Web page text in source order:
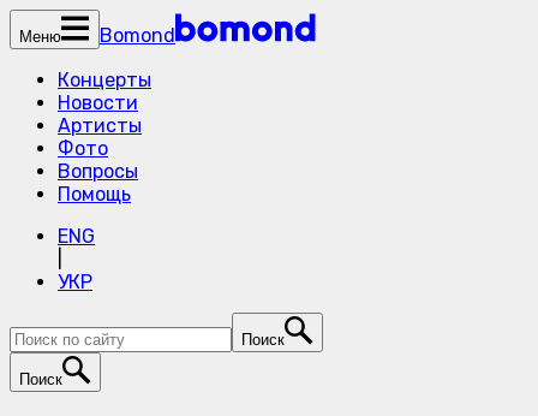
Меню
Bomond
Концерты
Новости
Артисты
Фото
Вопросы
Помощь
ENG
УКР
Поиск
Поиск